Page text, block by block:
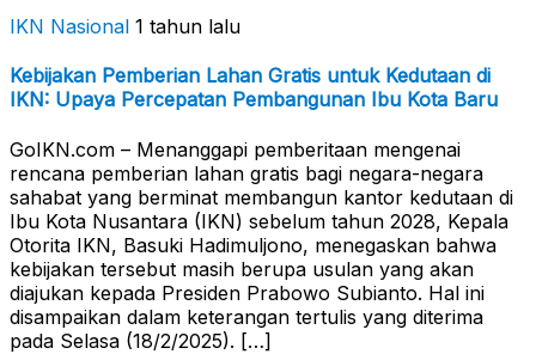
IKN Nasional 1 tahun lalu
Kebijakan Pemberian Lahan Gratis untuk Kedutaan di
IKN: Upaya Percepatan Pembangunan Ibu Kota Baru
GoIKN.com – Menanggapi pemberitaan mengenai
rencana pemberian lahan gratis bagi negara-negara
sahabat yang berminat membangun kantor kedutaan di
Ibu Kota Nusantara (IKN) sebelum tahun 2028, Kepala
Otorita IKN, Basuki Hadimuljono, menegaskan bahwa
kebijakan tersebut masih berupa usulan yang akan
diajukan kepada Presiden Prabowo Subianto. Hal ini
disampaikan dalam keterangan tertulis yang diterima
pada Selasa (18/2/2025). […]